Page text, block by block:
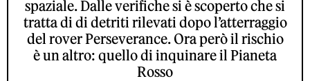
spaziale. Dalle verifiche si è scoperto che si
tratta di di detriti rilevati dopo l’atterraggio
del rover Perseverance. Ora però il rischio
è un altro: quello di inquinare il Pianeta
Rosso